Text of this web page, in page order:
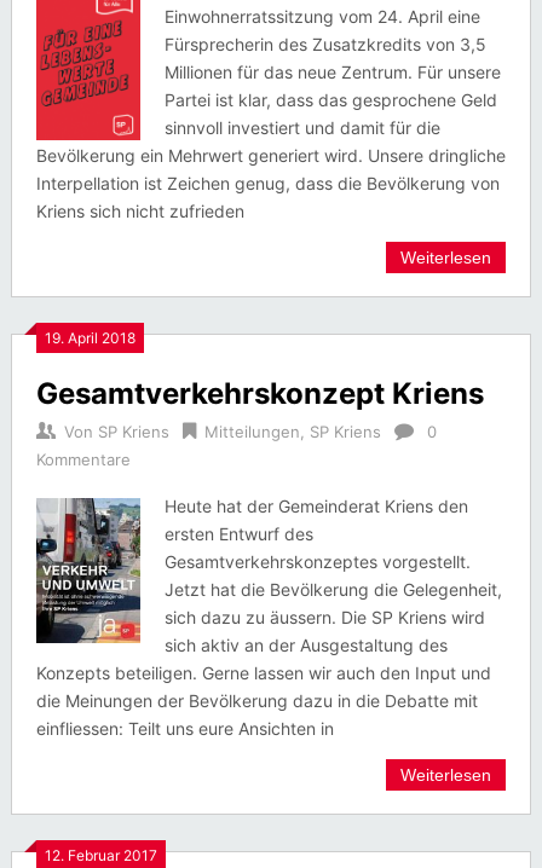
Einwohnerratssitzung vom 24. April eine
Fürsprecherin des Zusatzkredits von 3,5
Millionen für das neue Zentrum. Für unsere
Partei ist klar, dass das gesprochene Geld
sinnvoll investiert und damit für die
Bevölkerung ein Mehrwert generiert wird. Unsere dringliche
Interpellation ist Zeichen genug, dass die Bevölkerung von
Kriens sich nicht zufrieden
Weiterlesen
19. April 2018
Gesamtverkehrskonzept Kriens
Von SP Kriens Mitteilungen SP Kriens
0
Kommentare
Heute hat der Gemeinderat Kriens den
ersten Entwurf des
Gesamtverkehrskonzeptes vorgestellt.
Jetzt hat die Bevölkerung die Gelegenheit,
sich dazu zu äussern. Die SP Kriens wird
sich aktiv an der Ausgestaltung des
Konzepts beteiligen. Gerne lassen wir auch den Input und
die Meinungen der Bevölkerung dazu in die Debatte mit
einfliessen: Teilt uns eure Ansichten in
Weiterlesen
12. Februar 2017